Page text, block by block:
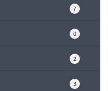
7
0
2
3